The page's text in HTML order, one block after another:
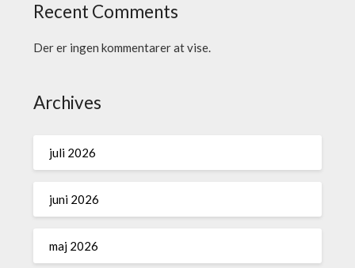
Recent Comments
Der er ingen kommentarer at vise.
Archives
juli 2026
juni 2026
maj 2026